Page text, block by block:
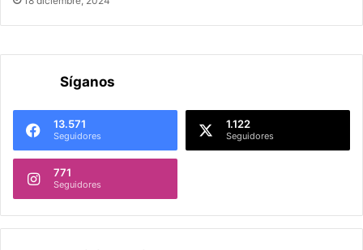
Síganos
13.571
Seguidores
1.122
Seguidores
771
Seguidores